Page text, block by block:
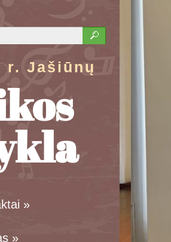
r. Jašiūnų
»
»